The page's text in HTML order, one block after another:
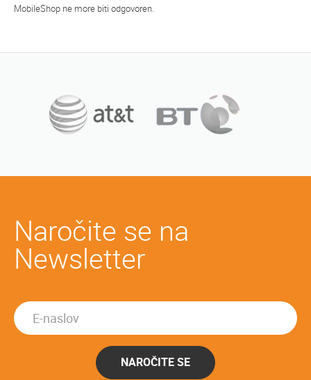
MobileShop ne more biti odgovoren.
Naročite se na
Newsletter
NAROČITE SE